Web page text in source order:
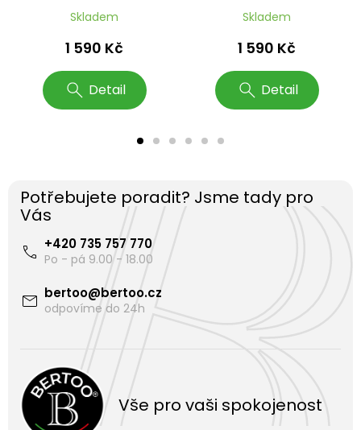
Skladem
1 590 Kč
Detail
Skladem
1 590 Kč
Detail
Potřebujete poradit? Jsme tady pro
Vás
bertoo@bertoo.cz
+420 735 757 770
Vše pro vaši spokojenost